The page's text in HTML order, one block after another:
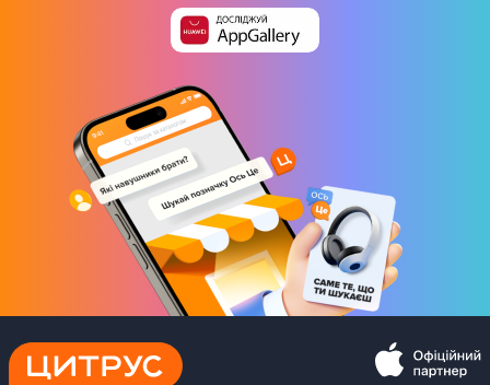
Регулировка температуры
Таймер на включение
Таймер на выключение
Дополнительная информация
Уровень шума кондиционера
38/33/29 дБ